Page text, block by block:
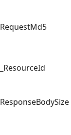
RequestMd5
_ResourceId
ResponseBodySize